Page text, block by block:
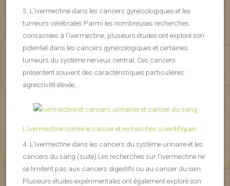
5. L’ivermectine dans les cancers gynécologiques et les
tumeurs cérébrales Parmi les nombreuses recherches
consacrées à l’ivermectine, plusieurs études ont exploré son
potentiel dans les cancers gynécologiques et certaines
tumeurs du système nerveux central. Ces cancers
présentent souvent des caractéristiques particulières :
agressivité élevée,...
L’ivermectine contre le cancer et recherches scientifiques
4. L’ivermectine dans les cancers du système urinaire et les
cancers du sang (suite) Les recherches sur l’ivermectine ne
se limitent pas aux cancers digestifs ou au cancer du sein.
Plusieurs études expérimentales ont également exploré son